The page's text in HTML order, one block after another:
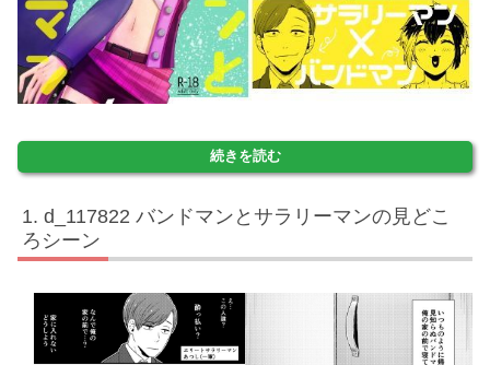
続きを読む
d_117822 バンドマンとサラリーマンの見どこ
ろシーン